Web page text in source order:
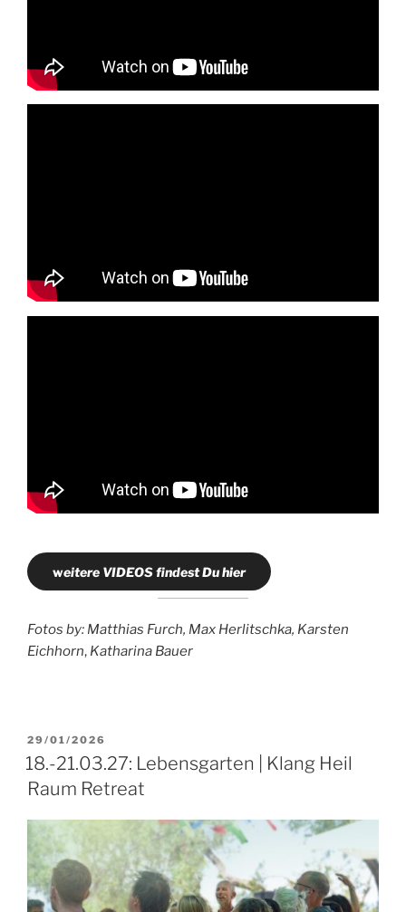
weitere VIDEOS findest Du hier
Fotos by: Matthias Furch, Max Herlitschka, Karsten
Eichhorn, Katharina Bauer
VERÖFFENTLICHT
AM
29/01/2026
18.-21.03.27: Lebensgarten | Klang Heil
Raum Retreat